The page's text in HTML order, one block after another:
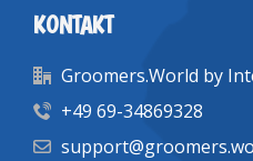
KONTAKT
Groomers.World by
+49 69-34869328